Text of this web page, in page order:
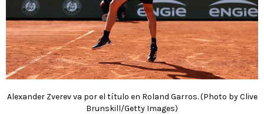
Alexander Zverev va por el título en Roland Garros. (Photo by Clive
Brunskill/Getty Images)